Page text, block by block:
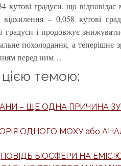
кутові градуси, що
відхилення – 0,058 кутові
градуси і продовжує
похолодання, а
перед ним…
цією темою:
– ЩЕ ОДНА ПРИЧИНА
ОДНОГО МОХУ або
БІОСФЕРИ НА